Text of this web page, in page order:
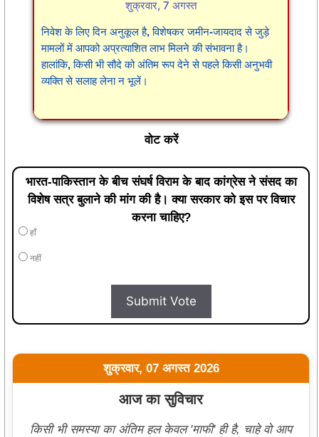
शुक्रवार, 7 अगस्त
निवेश के लिए दिन अनुकूल है, विशेषकर जमीन-जायदाद से जुड़े
मामलों में आपको अप्रत्याशित लाभ मिलने की संभावना है।
हालांकि, किसी भी सौदे को अंतिम रूप देने से पहले किसी अनुभवी
व्यक्ति से सलाह लेना न भूलें।
वोट करें
भारत-पाकिस्तान के बीच संघर्ष विराम के बाद कांग्रेस ने संसद का
विशेष सत्र बुलाने की मांग की है। क्या सरकार को इस पर विचार
करना चाहिए?
हाँ
नहीं
Submit Vote
शुक्रवार, 07 अगस्त 2026
आज का सुविचार
किसी भी समस्या का अंतिम हल केवल 'माफी' ही है, चाहे वो आप